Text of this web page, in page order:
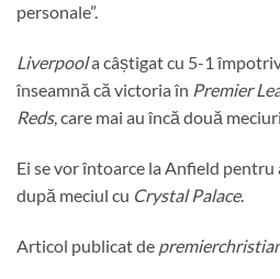
personale”.
Liverpoola câștigat cu 5-1
înseamnă că victoria în Premier
Reds, care mai au încă două
Ei se vor întoarce la Anfield pentru
după meciul cu Crystal Palace.
Articol publicat de